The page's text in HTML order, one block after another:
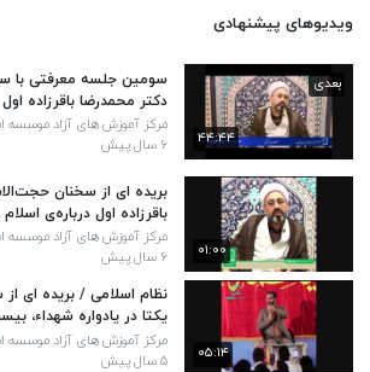
ویدیوهای پیشنهادی
۴۴:۴۴
بعدی
سومین جلسه معرفتی با
دکتر محمدرضا باقرزاده اول
مرکز آموزش های آزاد موسسه
۶ سال پیش
۰۱:۰۰
بریده ای از سخنان
باقرزاده اول درباره‌ی
مرکز آموزش های آزاد موسسه
۶ سال پیش
۰۵:۱۴
نظام اسلامی / بریده ای
یکتا در یادواره شهداء،
طرح ولایت دانشجویی
مرکز آموزش های آزاد موسسه
۵ سال پیش